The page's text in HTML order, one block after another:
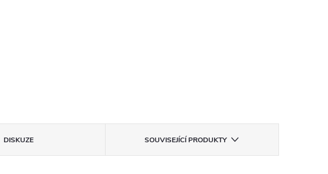
DISKUZE SOUVISEJÍCÍ PRODUKTY